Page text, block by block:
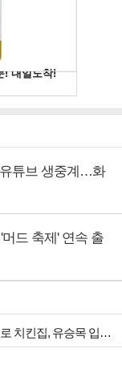
유튜브 생중계…화
드 축제' 연속 출
'동네의 명장들' 압구정로데오 오징어 불고기·종로 치킨집, 유승목 입맛 저격